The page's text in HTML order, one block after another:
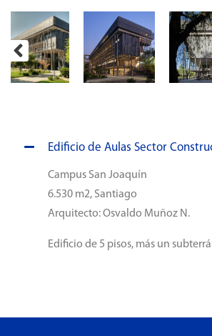
Edificio de Aulas Sector
Campus San Joaquín
6.530 m2, Santiago
Arquitecto: Osvaldo Muñoz N.
Edificio de 5 pisos, más un